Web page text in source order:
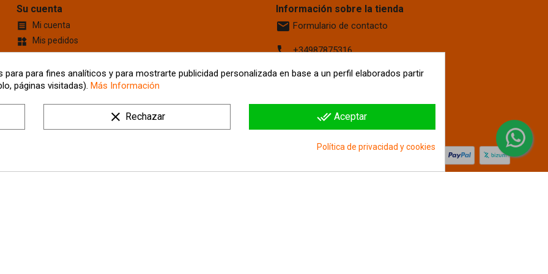
Su cuenta
 Mi cuenta
widgets Mis pedidos
Cupones de descuento
account_box Información personal
location_on Mis Direcciones
Tus ajustes de cookies
Información sobre la tienda
email Formulario de contacto
phone+34987875316
location_on Calle La Fontanilla, 6
para fines analíticos y para mostrarte publicidad personalizada en base a un perfil elaborados partir
páginas visitadas). Más Información
clear Rechazar done_all Aceptar
Política de privacidad y cookies